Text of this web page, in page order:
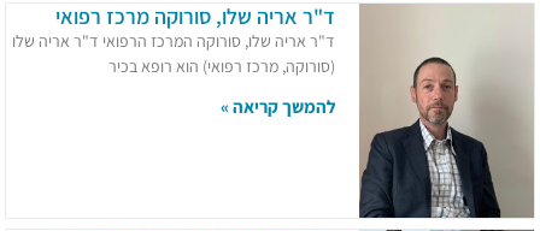
ד"ר אריה שלו, סורוקה מרכז רפואי
ד"ר אריה שלו, סורוקה המרכז הרפואי ד"ר אריה שלו
(סורוקה, מרכז רפואי) הוא רופא בכיר
להמשך קריאה »